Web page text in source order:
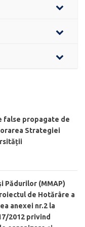
false propagate de
Strategiei
Pădurilor (MMAP)
de Hotărâre a
anexei nr.2 la
2012 privind